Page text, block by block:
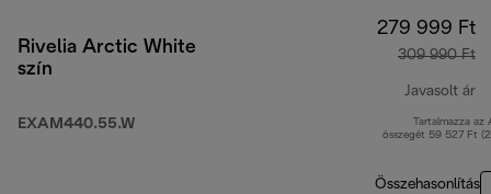
Rivelia Arctic White
szín
EXAM440.55.W
279 999 Ft
309 990 Ft
Javasolt ár
Tartalmazza az
összegét 59 527 Ft
Összehasonlítás